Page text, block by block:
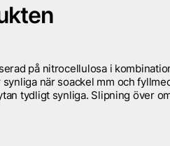
på nitrocellulosa i
när soackel mm och
tydligt synliga. Slipning över